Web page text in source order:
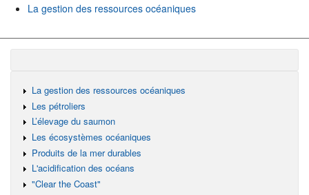
La gestion des ressources océaniques
La gestion des ressources océaniques
Les pétroliers
L’élevage du saumon
Les écosystèmes océaniques
Produits de la mer durables
L'acidification des océans
"Clear the Coast"